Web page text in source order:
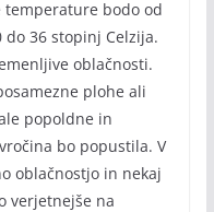
bodo od
do 36 stopinj Celzija.
oblačnosti.
plohe ali
popoldne in
bo popustila. V
oblačnostjo in nekaj
verjetnejše na